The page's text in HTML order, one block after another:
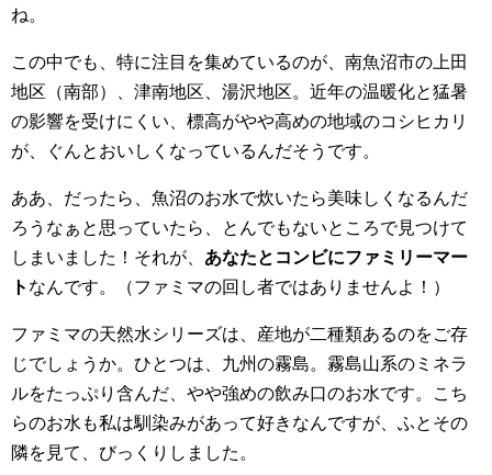
ね。
この中でも、特に注目を集めているのが、南魚沼市の上田
地区（南部）、津南地区、湯沢地区。近年の温暖化と猛暑
の影響を受けにくい、標高がやや高めの地域のコシヒカリ
が、ぐんとおいしくなっているんだそうです。
ああ、だったら、魚沼のお水で炊いたら美味しくなるんだ
ろうなぁと思っていたら、とんでもないところで見つけて
しまいました！それが、 あなたとコンビにファミリーマー
ト なんです。（ファミマの回し者ではありませんよ！）
ファミマの天然水シリーズは、産地が二種類あるのをご存
じでしょうか。ひとつは、九州の霧島。霧島山系のミネラ
ルをたっぷり含んだ、やや強めの飲み口のお水です。こち
らのお水も私は馴染みがあって好きなんですが、ふとその
隣を見て、びっくりしました。